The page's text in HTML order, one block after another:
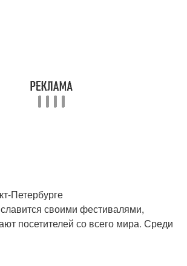
Петербурге
своими фестивалями,
посетителей со всего мира. Среди